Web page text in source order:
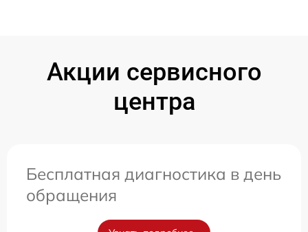
Акции сервисного
центра
Бесплатная диагностика в день
обращения